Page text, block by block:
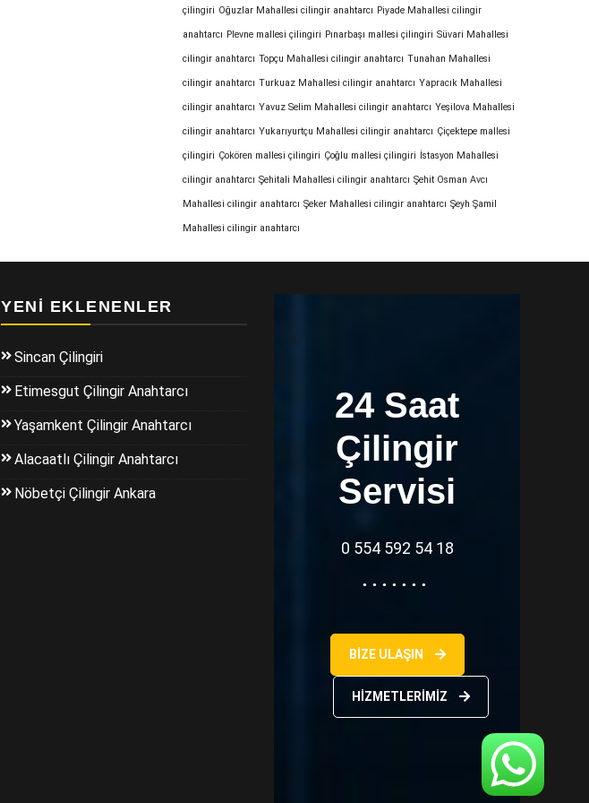
çilingiri Oğuzlar Mahallesi cilingir anahtarcı Piyade Mahallesi cilingir
anahtarcı Plevne mallesi çilingiri Pınarbaşı mallesi çilingiri Süvari Mahallesi
cilingir anahtarcı Topçu Mahallesi cilingir anahtarcı Tunahan Mahallesi
cilingir anahtarcı Turkuaz Mahallesi cilingir anahtarcı Yapracık Mahallesi
cilingir anahtarcı Yavuz Selim Mahallesi cilingir anahtarcı Yeşilova Mahallesi
cilingir anahtarcı Yukarıyurtçu Mahallesi cilingir anahtarcı Çiçektepe mallesi
çilingiri Çokören mallesi çilingiri Çoğlu mallesi çilingiri İstasyon Mahallesi
cilingir anahtarcı Şehitali Mahallesi cilingir anahtarcı Şehit Osman Avcı
Mahallesi cilingir anahtarcı Şeker Mahallesi cilingir anahtarcı Şeyh Şamil
Mahallesi cilingir anahtarcı
YENI EKLENENLER
Sincan Çilingiri
Etimesgut Çilingir Anahtarcı
Yaşamkent Çilingir Anahtarcı
Alacaatlı Çilingir Anahtarcı
Nöbetçi Çilingir Ankara
24 Saat
Çilingir
Servisi
0 554 592 54 18
BIZE ULAŞIN
HIZMETLERIMIZ